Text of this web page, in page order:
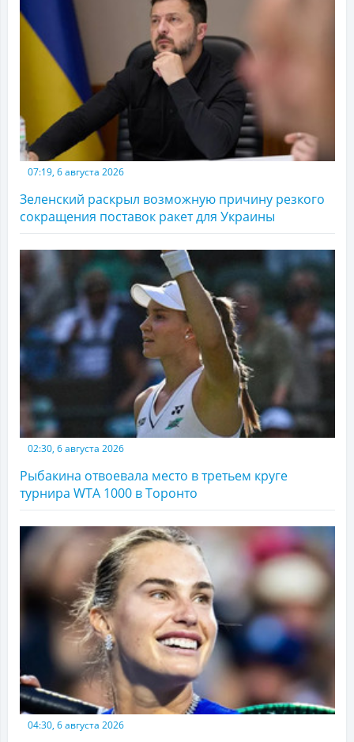
07:19, 6 августа 2026
Зеленский раскрыл возможную причину резкого
сокращения поставок ракет для Украины
02:30, 6 августа 2026
Рыбакина отвоевала место в третьем круге
турнира WTA 1000 в Торонто
04:30, 6 августа 2026